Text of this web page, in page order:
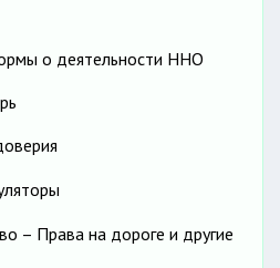
о деятельности ННО
– Права на дороге и другие